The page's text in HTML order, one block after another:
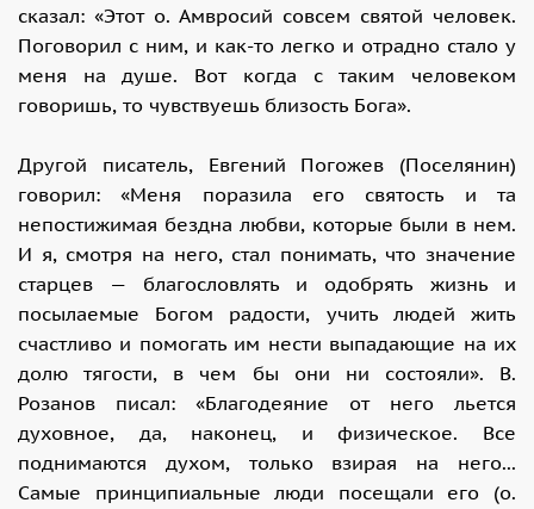
сказал: «Этот о. Амвросий совсем святой человек.
Поговорил с ним, и как-то легко и отрадно стало у
меня на душе. Вот когда с таким человеком
говоришь, то чувствуешь близость Бога».
Другой писатель, Евгений Погожев (Поселянин)
говорил: «Меня поразила его святость и та
непостижимая бездна любви, которые были в нем.
И я, смотря на него, стал понимать, что значение
старцев — благословлять и одобрять жизнь и
посылаемые Богом радости, учить людей жить
счастливо и помогать им нести выпадающие на их
долю тягости, в чем бы они ни состояли». В.
Розанов писал: «Благодеяние от него льется
духовное, да, наконец, и физическое. Все
поднимаются духом, только взирая на него...
Самые принципиальные люди посещали его (о.